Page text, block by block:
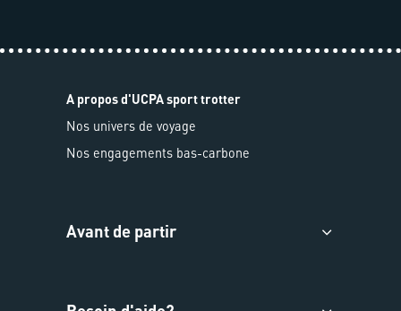
A propos d'UCPA sport trotter
Nos univers de voyage
Nos engagements bas-carbone
Avant de partir